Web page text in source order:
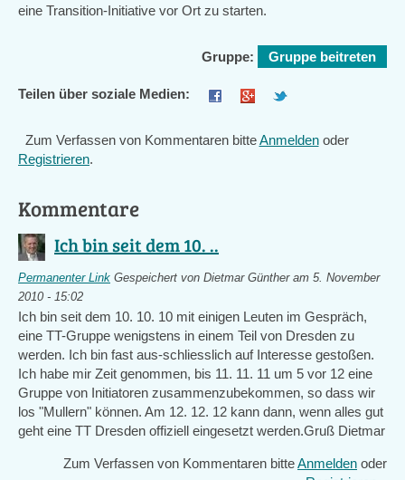
eine Transition-Initiative vor Ort zu starten.
Gruppe: Gruppe beitreten
Teilen über soziale Medien:
Zum Verfassen von Kommentaren bitteAnmeldenoder
Registrieren.
Kommentare
Ich bin seit dem 10. ..
Permanenter Link Gespeichert von Dietmar Güntheram 5. November
2010 - 15:02
Ich bin seit dem 10. 10. 10 mit einigen Leuten im Gespräch,
eine TT-Gruppe wenigstens in einem Teil von Dresden zu
werden. Ich bin fast aus-schliesslich auf Interesse gestoßen.
Ich habe mir Zeit genommen, bis 11. 11. 11 um 5 vor 12 eine
Gruppe von Initiatoren zusammenzubekommen, so dass wir
los "Mullern" können. Am 12. 12. 12 kann dann, wenn alles gut
geht eine TT Dresden offiziell eingesetzt werden.Gruß Dietmar
Zum Verfassen von Kommentaren bitteAnmelden oder